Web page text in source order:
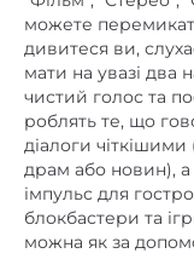
дивитеся ви,
мати на увазі два
чистий голос та
роблять те, що
діалоги
драм або новин), а
імпульс для
блокбастери та
можна як за
мобільного